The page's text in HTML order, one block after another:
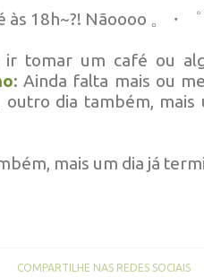
às 18h~?! Nãoooo 。・
ir tomar um café ou
: Ainda falta mais ou
outro dia também,
mais um dia já
COMPARTILHE NAS REDES SOCIAIS